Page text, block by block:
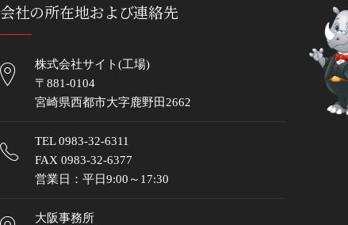
会社の所在地および連絡先
株式会社サイト(工場)
〒881-0104
宮崎県西都市大字鹿野田2662
TEL0983-32-6311
FAX 0983-32-6377
営業日：平日9:00～17:30
大阪事務所